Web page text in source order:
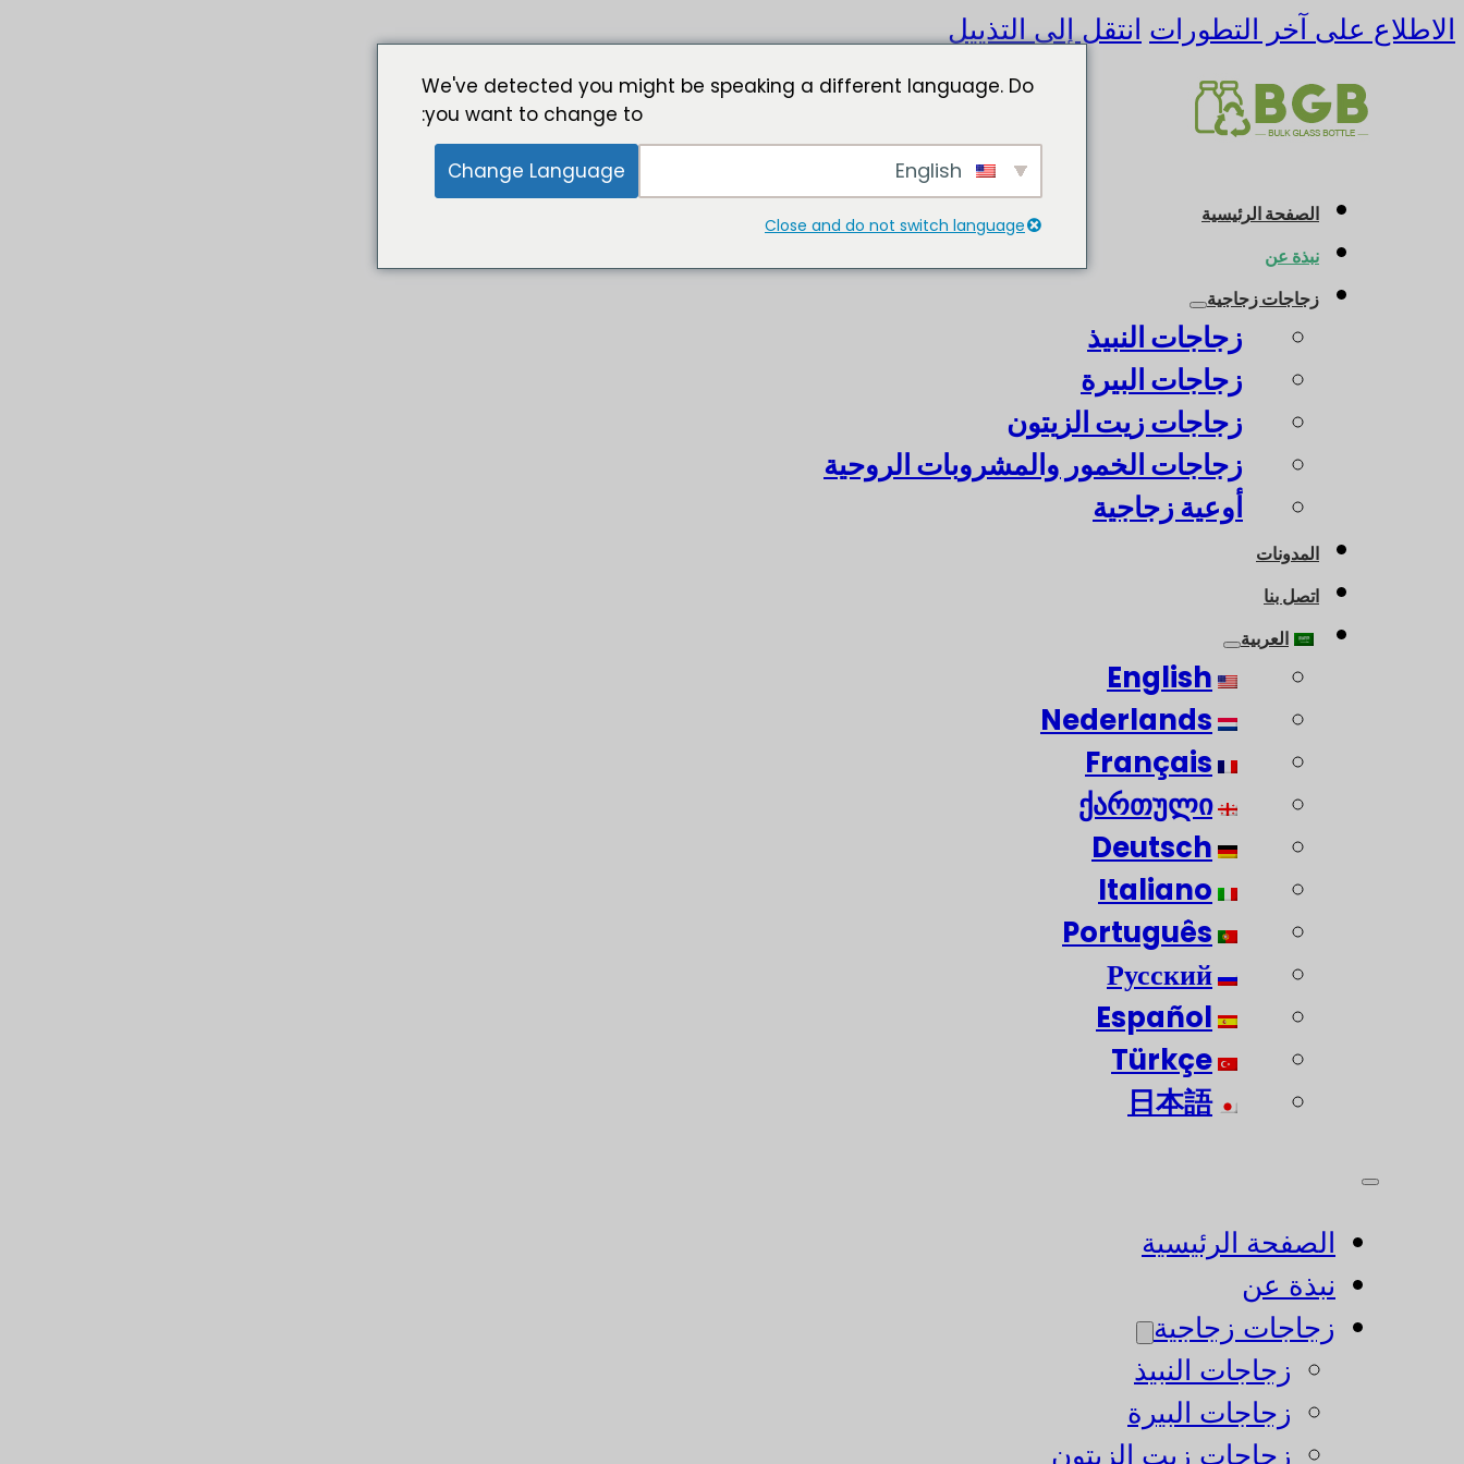
الاطلاع على آخر التطورات انتقل إلى التذييل
الصفحة الرئيسية
نبذة عن
زجاجات زجاجية
زجاجات النبيذ
زجاجات البيرة
زجاجات زيت الزيتون
زجاجات الخمور والمشروبات الروحية
أوعية زجاجية
المدونات
اتصل بنا
العربية
English
Nederlands
Français
ქართული
Deutsch
Italiano
Português
Русский
Español
Türkçe
日本語
الصفحة الرئيسية
نبذة عن
زجاجات زجاجية
زجاجات النبيذ
زجاجات البيرة
زجاجات زيت الزيتون
We've detected you might be speaking a different language. Do
you want to change to:
Change Language
Close and do not switch language